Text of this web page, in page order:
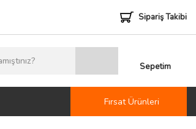
Sipariş Takibi
Sepetim
Fırsat Ürünleri